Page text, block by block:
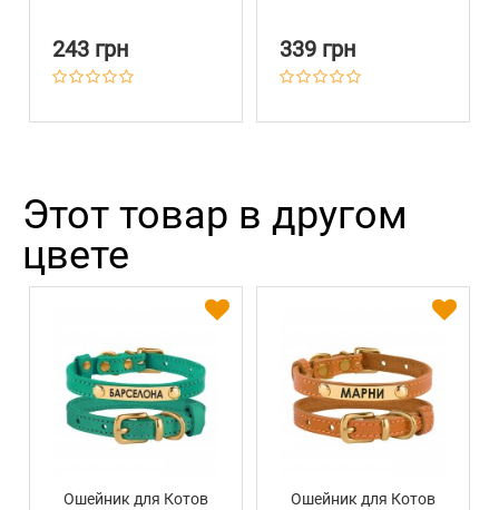
243 грн 339 грн
Этот товар в другом
цвете
Ошейник для Котов
Ошейник для Котов